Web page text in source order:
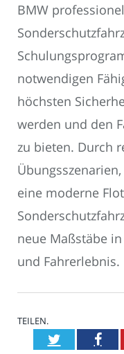
BMW
notwendigen
höchsten
werden und den
zu bieten. Durch
eine moderne
neue Maßstäbe
und Fahrerlebnis.
TEILEN.
Twitter